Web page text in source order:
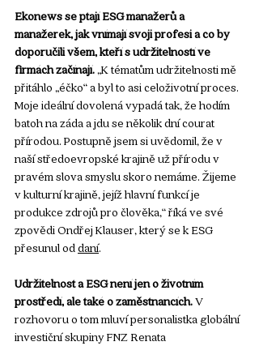
Ekonews se ptají ESG manažerů a
manažerek, jak vnímají svoji profesi a co by
doporučili všem, kteří s udržitelností ve
firmách začínají. „K tématům udržitelnosti mě
přitáhlo „éčko“ a byl to asi celoživotní proces.
Moje ideální dovolená vypadá tak, že hodím
batoh na záda a jdu se několik dní courat
přírodou. Postupně jsem si uvědomil, že v
naší středoevropské krajině už přírodu v
pravém slova smyslu skoro nemáme. Žijeme
v kulturní krajině, jejíž hlavní funkcí je
produkce zdrojů pro člověka,“ říká ve své
zpovědi Ondřej Klauser, který se k ESG
přesunul od daní.
Udržitelnost a ESG není jen o životním
prostředí, ale také o zaměstnancích. V
rozhovoru o tom mluví personalistka globální
investiční skupiny FNZ Renata